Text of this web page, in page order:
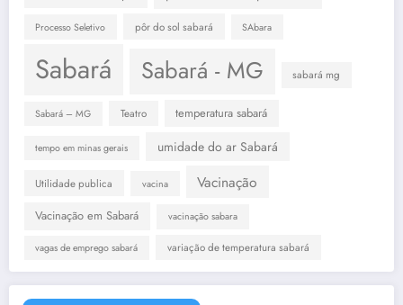
Processo Seletivo pôr do sol sabará SAbara
Sabará Sabará - MG sabará mg
Sabará – MG Teatro temperatura sabará
tempo em minas gerais umidade do ar Sabará
Utilidade publica vacina Vacinação
Vacinação em Sabará vacinação sabara
vagas de emprego sabará variação de temperatura sabará